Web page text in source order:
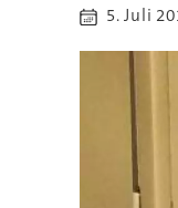
5. Juli